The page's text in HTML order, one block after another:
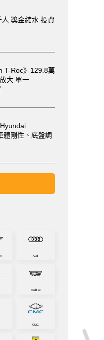
人 獎金縮水 投資
T-Roc》129.8萬
大 單一
體剛性、底盤調
Audi
Cadillac
CMC